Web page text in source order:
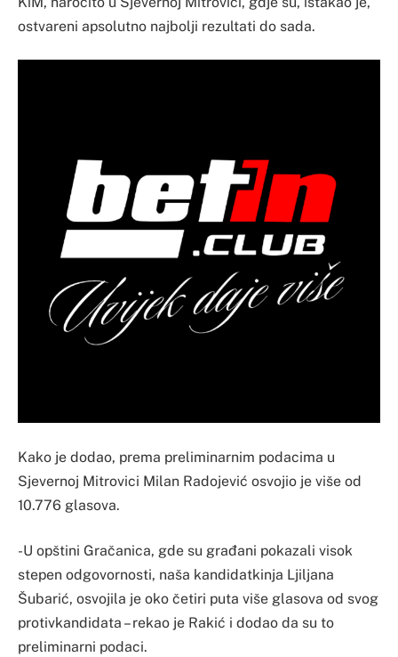
ostvareni apsolutno najbolji rezultati do sada.
Kako je dodao, prema preliminarnim podacima u
Sjevernoj Mitrovici Milan Radojević osvojio je više od
10.776 glasova.
-U opštini Gračanica, gde su građani pokazali visok
stepen odgovornosti, naša kandidatkinja Ljiljana
Šubarić, osvojila je oko četiri puta više glasova od svog
protivkandidata – rekao je Rakić i dodao da su to
preliminarni podaci.